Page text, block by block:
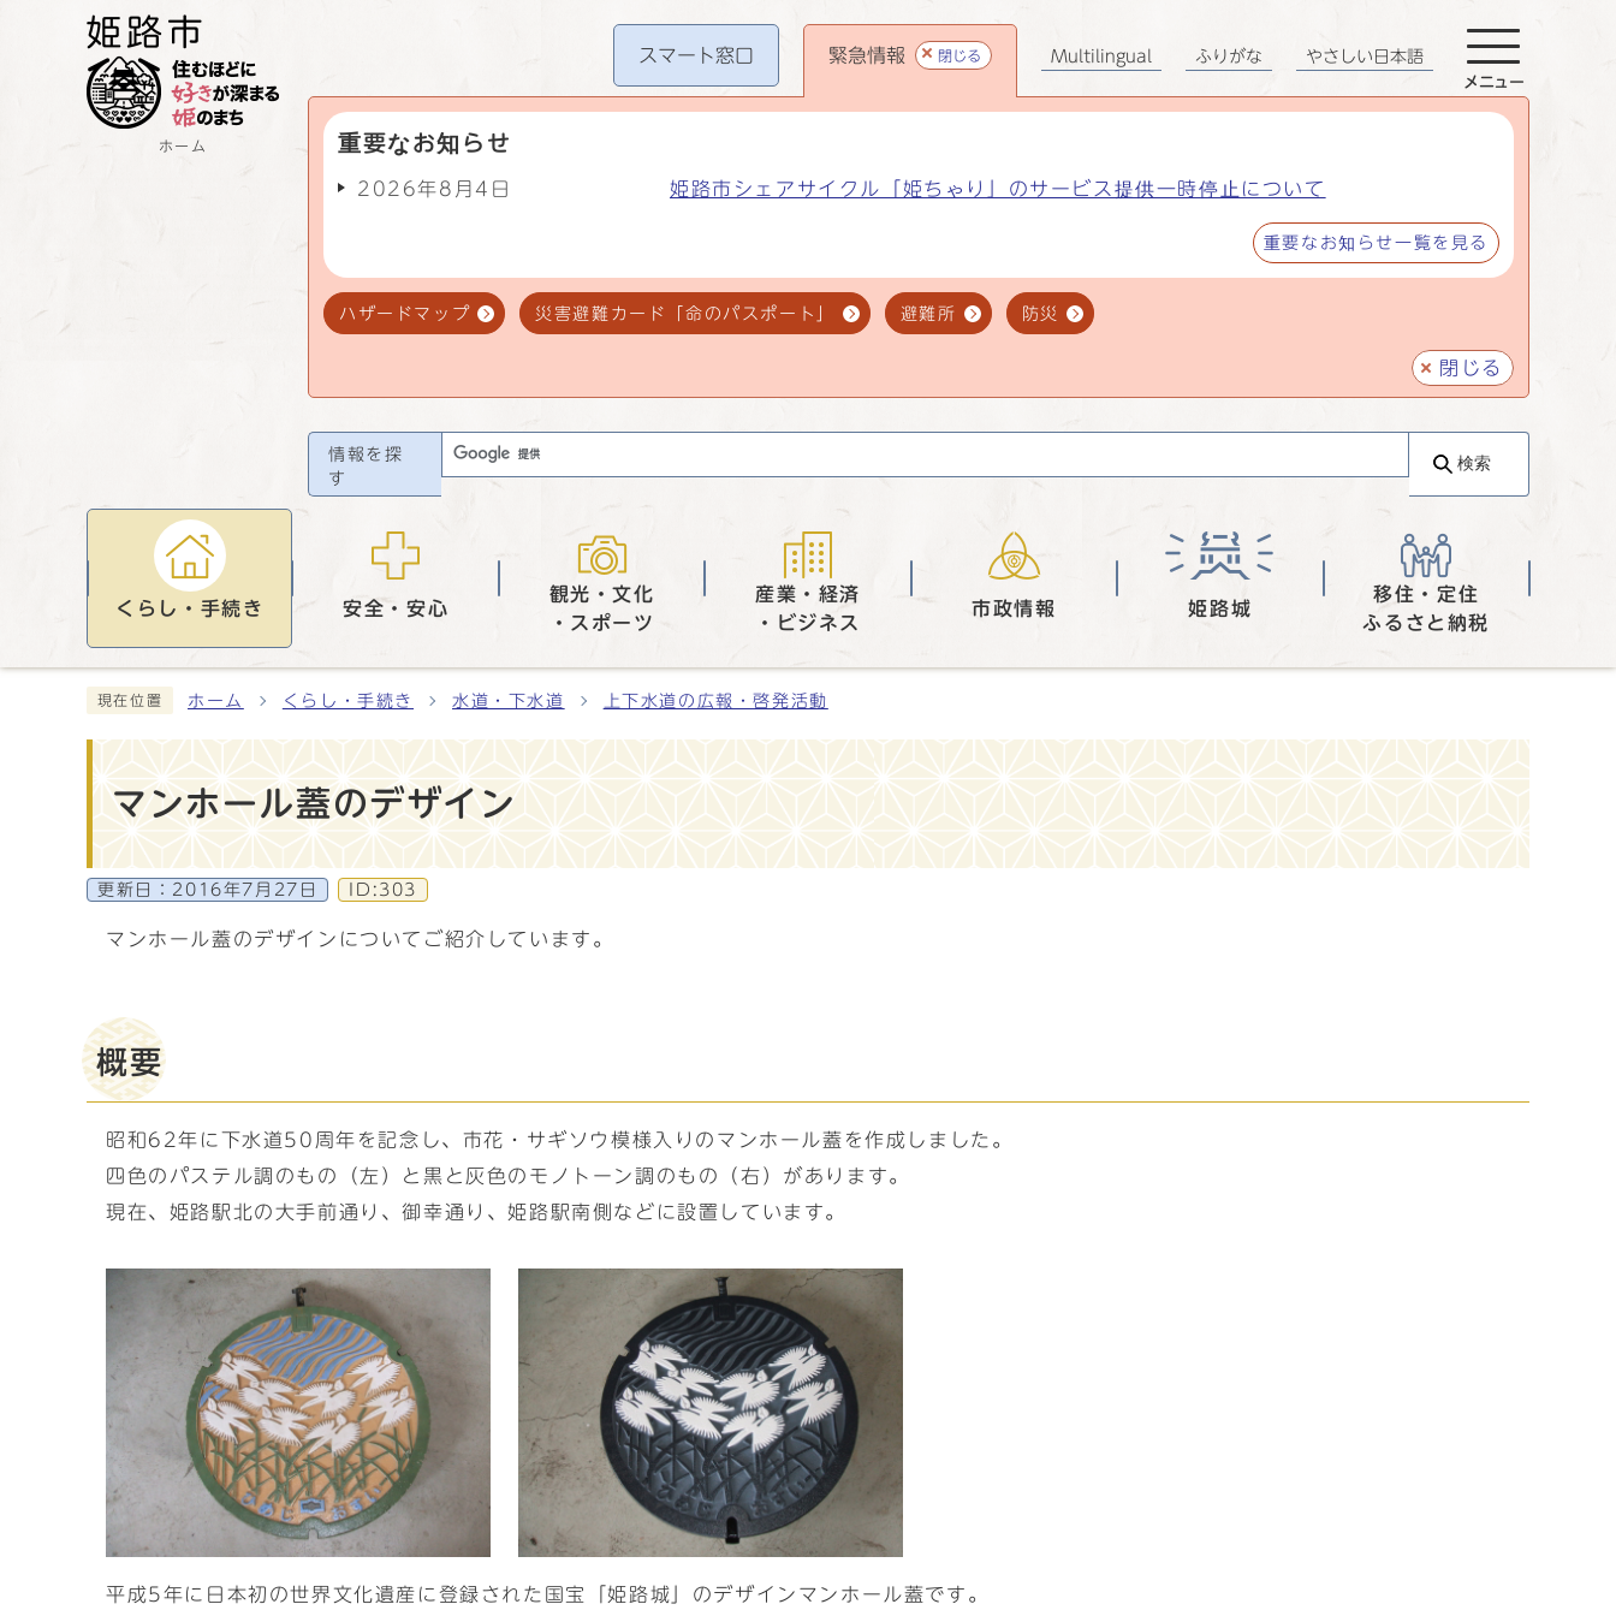
ホーム
スマート窓口 緊急情報 閉じる
重要なお知らせ
2026年8月4日 姫路市シェアサイクル「姫ちゃり」のサービス提供一時停止について
重要なお知らせ一覧を見る
ハザードマップ 災害避難カード「命のパスポート」 避難所 防災
閉じる
Multilingual ふりがな やさしい日本語
メニュー
情報を探
す
検索
くらし・手続き 安全・安心
観光・文化
・スポーツ
産業・経済
・ビジネス
市政情報 姫路城
移住・定住
ふるさと納税
現在位置 ホーム くらし・手続き 水道・下水道 上下水道の広報・啓発活動
マンホール蓋のデザイン
更新日： 2016年7月27日 ID:303
マンホール蓋のデザインについてご紹介しています。
概要
昭和62年に下水道50周年を記念し、市花・サギソウ模様入りのマンホール蓋を作成しました。
四色のパステル調のもの（左）と黒と灰色のモノトーン調のもの（右）があります。
現在、姫路駅北の大手前通り、御幸通り、姫路駅南側などに設置しています。
平成5年に日本初の世界文化遺産に登録された国宝「姫路城」のデザインマンホール蓋です。